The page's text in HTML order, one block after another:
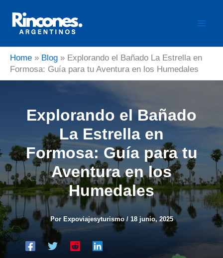
contenido
Home » Blog » Explorando el Bañado La Estrella en
Formosa: Guía para tu Aventura en los Humedales
Explorando el Bañado
La Estrella en
Formosa: Guía para tu
Aventura en los
Humedales
Por Expoviajesyturismo/ 18 junio, 2025